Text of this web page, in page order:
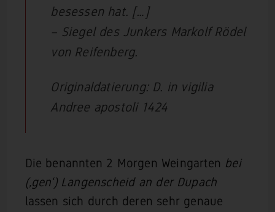
besessen hat. […]
– Siegel des Junkers Markolf Rödel
von Reifenberg.
Originaldatierung: D. in vigilia
Andree apostoli 1424
Die benannten 2 Morgen Weingarten bei
(‚gen‘) Langenscheid an der Dupach
lassen sich durch deren sehr genaue